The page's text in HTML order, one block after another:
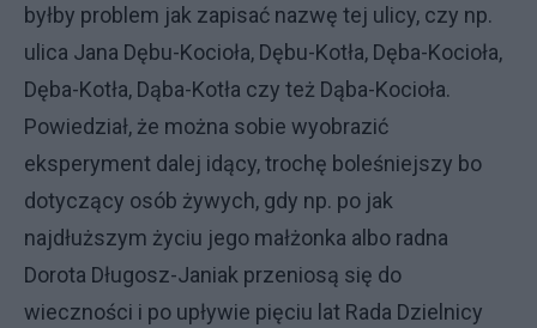
byłby problem jak zapisać nazwę tej ulicy, czy np.
ulica Jana Dębu-Kocioła, Dębu-Kotła, Dęba-Kocioła,
Dęba-Kotła, Dąba-Kotła czy też Dąba-Kocioła.
Powiedział, że można sobie wyobrazić
eksperyment dalej idący, trochę boleśniejszy bo
dotyczący osób żywych, gdy np. po jak
najdłuższym życiu jego małżonka albo radna
Dorota Długosz-Janiak przeniosą się do
wieczności i po upływie pięciu lat Rada Dzielnicy